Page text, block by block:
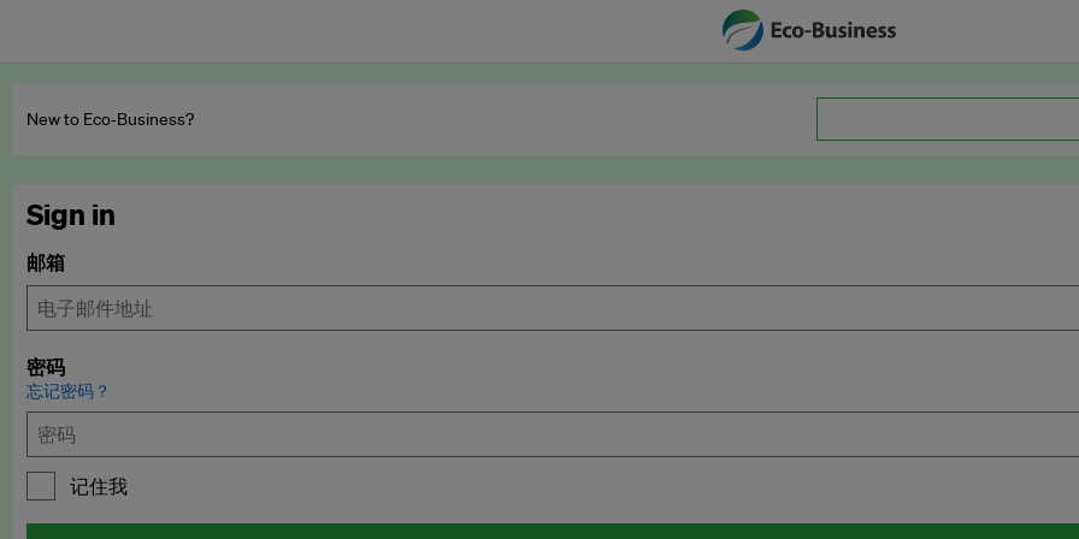
New to Eco‑Business?
Sign in
邮箱
密码
忘记密码？
记住我